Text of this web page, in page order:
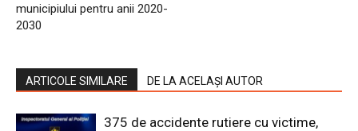
municipiului pentru anii 2020-
2030
ARTICOLE SIMILARE DE LA ACELAȘI AUTOR
375 de accidente rutiere cu victime,